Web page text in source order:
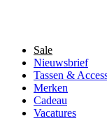
Sale
Nieuwsbrief
Tassen &
Merken
Cadeau
Vacatures